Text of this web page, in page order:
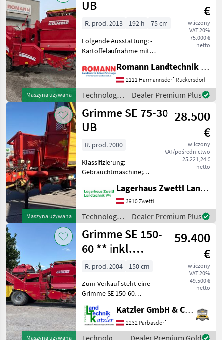
SE
150-
60
NB
SE
150-
60
NBR
SE
150-
260
UB
SE
75-
55
Pokaż
wszystkie
MARKETPLACE
Marketplace
Oferty
dealerów
Ogłoszenia
drobne
Maszyna używana
UB
€
wliczony
VAT 20%
75.000 €
netto
R. prod. 2013 192 h
75 cm
Folgende Ausstattung: -
Kartoffelaufnahme mit
Lenkautomatik - Rodekette
Igel - Querigel als H-
Plattenband - 4-r
Romann Landtechnik & Nutzfahrzeuge e.U.
2111 Harmannsdorf-Rückersdorf
Technologia
ziemniaczana
/ Grimme
Dealer Premium Plus
Maszyna używana
Grimme SE 75-30
UB
28.500
€
wliczony
VAT/pośrednictwo
25.221,24 €
netto
R. prod. 2000
Klassifizierung:
Gebrauchtmaschine;
(km/h): 10; Getriebetyp:
Manuell; Geerntete Fläche:
1;
Seriennummer/Fahrgestellnummer:
12302000; Deichselle
Lagerhaus Zwettl Landtechnik
3910 Zwettl
Technologia
ziemniaczana
/ Grimme
Dealer Premium Plus
Maszyna używana
Grimme SE 150-
60 ** inkl.
Zwiebelaufnahme
59.400
€
wliczony
VAT 20%
49.500 €
netto
R. prod. 2004
150 cm
Zum Verkauf steht eine
Grimme SE 150-60
Baujahr 2004, in gutem
Zustand. Die Maschine
wurde durchgesehen und
Katzler GmbH & Co.KG.
2232 Parbasdorf
Technologia
Dealer Premium Gold